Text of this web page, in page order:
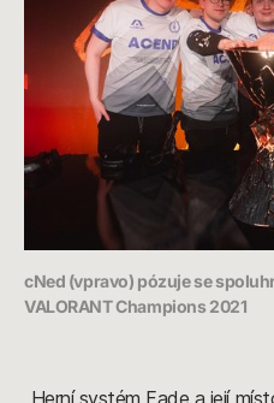
cNed (vpravo) pózuje se
VALORANT Champions 2021